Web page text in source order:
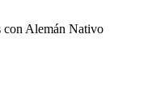
con Alemán Nativo